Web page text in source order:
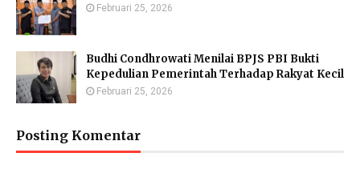
Februari 25, 2026
Budhi Condhrowati Menilai BPJS PBI Bukti
Kepedulian Pemerintah Terhadap Rakyat Kecil
Februari 25, 2026
Posting Komentar